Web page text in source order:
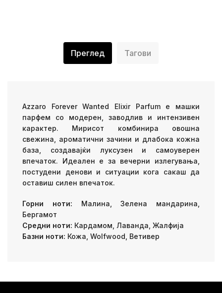
Преглед Тагови
Azzaro Forever Wanted Elixir Parfumе машки
парфем со модерен, заводлив и интензивен
карактер. Мирисот комбинира овошна
свежина, ароматични зачини и длабока кожна
база, создавајќи луксузен и самоуверен
впечаток. Идеален е за вечерни излегувања,
постудени денови и ситуации кога сакаш да
оставиш силен впечаток.
Горни ноти: Малина, Зелена мандарина,
Бергамот
Средни ноти: Кардамом, Лаванда, Жалфија
Базни ноти: Кожа, Wolfwood, Ветивер